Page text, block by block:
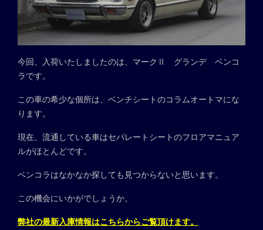
今回、入荷いたしましたのは、マークⅡ グランデ ベンコ
ラです。
この車の希少な個所は、ベンチシートのコラムオートマにな
ります。
現在、流通している車はセパレートシートのフロアマニュア
ルがほとんどです。
ベンコラはなかなか探しても見つからないと思います。
この機会にいかがでしょうか。
弊社の最新入庫情報はこちらからご覧頂けます。